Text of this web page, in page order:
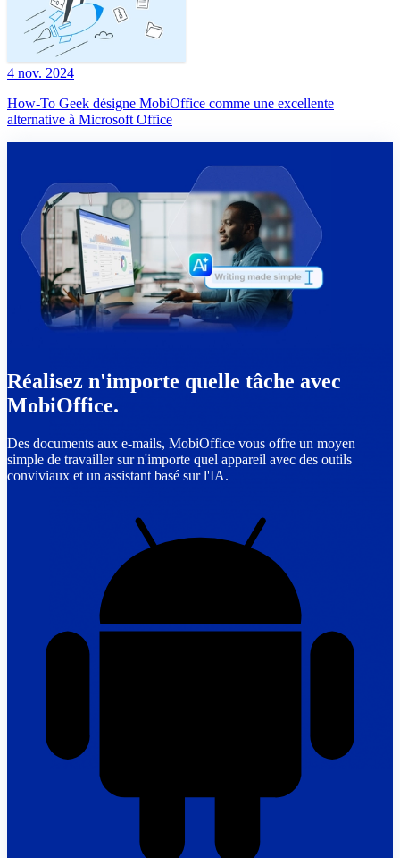
4 nov. 2024
How-To Geek désigne MobiOffice comme une excellente
alternative à Microsoft Office
Réalisez n'importe quelle tâche avec
MobiOffice.
Des documents aux e-mails, MobiOffice vous offre un moyen
simple de travailler sur n'importe quel appareil avec des outils
conviviaux et un assistant basé sur l'IA.